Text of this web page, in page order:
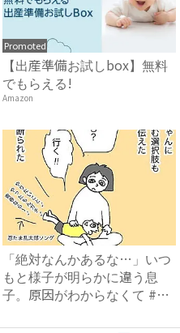
Promoted
【出産準備お試しbox】無料
でもらえる!
Amazon
「絶対なんかあるな…」いつ
もと様子が明らかに違う息
子。原因がわからなくて #